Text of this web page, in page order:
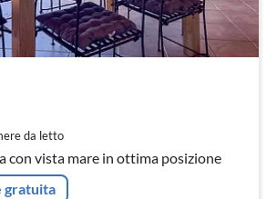
da letto
con vista mare in ottima posizione
gratuita